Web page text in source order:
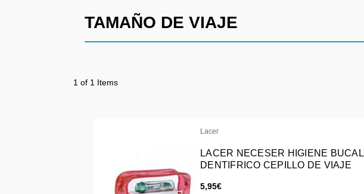
TAMAÑO DE VIAJE
1 of 1 Items
Lacer
LACER NECESER HIGIENE BUCAL
DENTIFRICO CEPILLO DE VIAJE
5,95€